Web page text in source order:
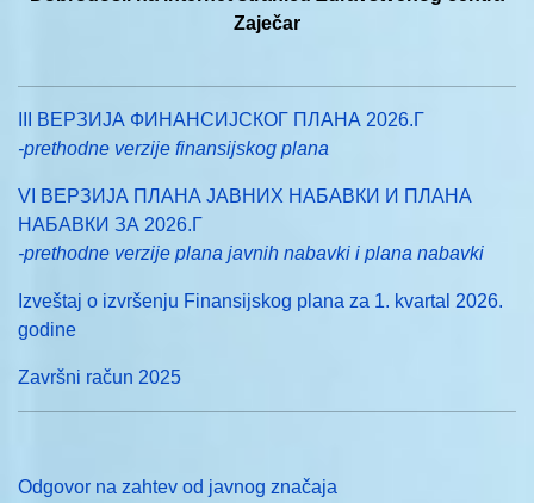
Zaječar
III ВЕРЗИЈА ФИНАНСИЈСКОГ ПЛАНА 2026.Г
-prethodne verzije finansijskog plana
VI ВЕРЗИЈА ПЛАНА ЈАВНИХ НАБАВКИ И ПЛАНА
НАБАВКИ ЗА 2026.Г
-prethodne verzije plana javnih nabavki i plana nabavki
Izveštaj o izvršenju Finansijskog plana za 1. kvartal 2026.
godine
Završni račun 2025
Odgovor na zahtev od javnog značaja